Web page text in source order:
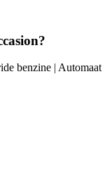
benzine | Automaat